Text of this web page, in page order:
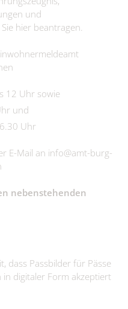
und
hier beantragen.
12 Uhr sowie
und
Uhr
E-Mail an info@amt-burg-
nebenstehenden
dass Passbilder für Pässe
digitaler Form akzeptiert